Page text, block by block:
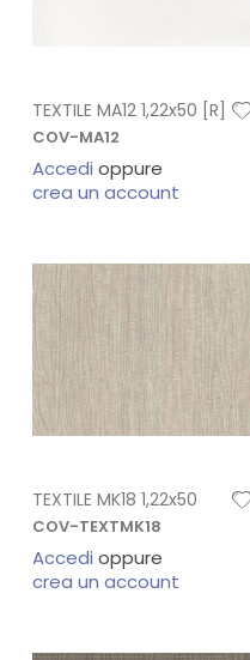
TEXTILE MA12 1,22x50 [R]
COV-MA12
Accedi oppure
crea un account
TEXTILE MK18 1,22x50
COV-TEXTMK18
Accedi oppure
crea un account